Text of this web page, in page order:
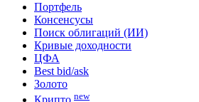
Портфель
Консенсусы
Поиск облигаций (ИИ)
Кривые доходности
ЦФА
Best bid/ask
Золото
new